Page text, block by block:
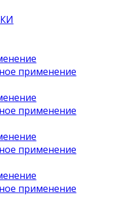
применение
применение
применение
применение